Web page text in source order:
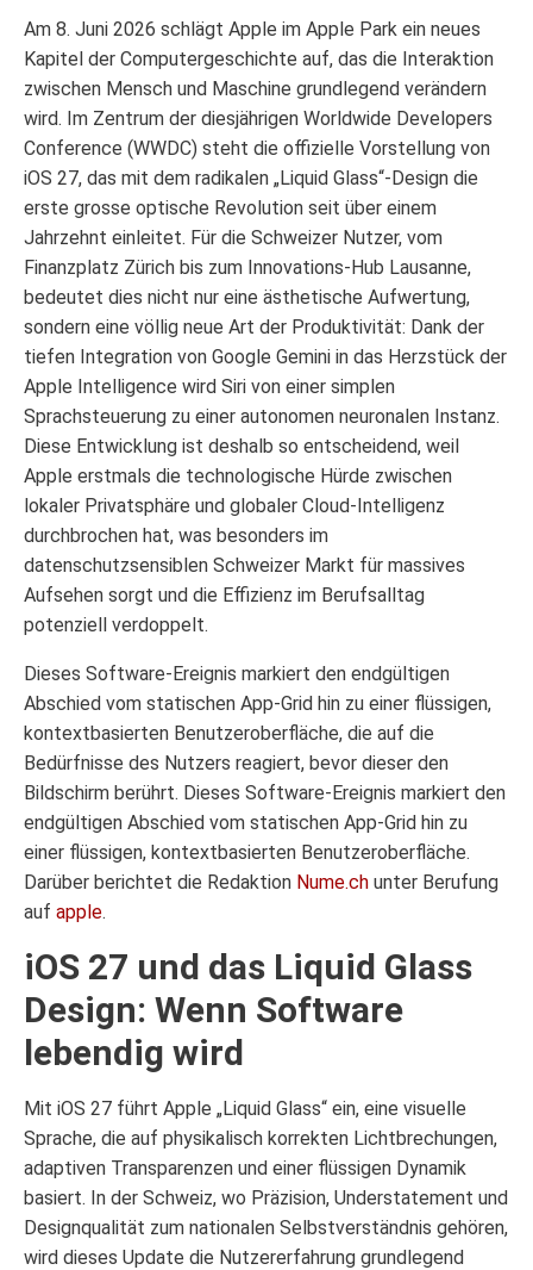
Am 8. Juni 2026 schlägt Apple im Apple Park ein neues
Kapitel der Computergeschichte auf, das die Interaktion
zwischen Mensch und Maschine grundlegend verändern
wird. Im Zentrum der diesjährigen Worldwide Developers
Conference (WWDC) steht die offizielle Vorstellung von
iOS 27, das mit dem radikalen „Liquid Glass“-Design die
erste grosse optische Revolution seit über einem
Jahrzehnt einleitet. Für die Schweizer Nutzer, vom
Finanzplatz Zürich bis zum Innovations-Hub Lausanne,
bedeutet dies nicht nur eine ästhetische Aufwertung,
sondern eine völlig neue Art der Produktivität: Dank der
tiefen Integration von Google Gemini in das Herzstück der
Apple Intelligence wird Siri von einer simplen
Sprachsteuerung zu einer autonomen neuronalen Instanz.
Diese Entwicklung ist deshalb so entscheidend, weil
Apple erstmals die technologische Hürde zwischen
lokaler Privatsphäre und globaler Cloud-Intelligenz
durchbrochen hat, was besonders im
datenschutzsensiblen Schweizer Markt für massives
Aufsehen sorgt und die Effizienz im Berufsalltag
potenziell verdoppelt.
Dieses Software-Ereignis markiert den endgültigen
Abschied vom statischen App-Grid hin zu einer flüssigen,
kontextbasierten Benutzeroberfläche, die auf die
Bedürfnisse des Nutzers reagiert, bevor dieser den
Bildschirm berührt. Dieses Software-Ereignis markiert den
endgültigen Abschied vom statischen App-Grid hin zu
einer flüssigen, kontextbasierten Benutzeroberfläche.
Darüber berichtet die Redaktion Nume.ch unter Berufung
auf apple.
iOS 27 und das Liquid Glass
Design: Wenn Software
lebendig wird
Mit iOS 27 führt Apple „Liquid Glass“ ein, eine visuelle
Sprache, die auf physikalisch korrekten Lichtbrechungen,
adaptiven Transparenzen und einer flüssigen Dynamik
basiert. In der Schweiz, wo Präzision, Understatement und
Designqualität zum nationalen Selbstverständnis gehören,
wird dieses Update die Nutzererfahrung grundlegend